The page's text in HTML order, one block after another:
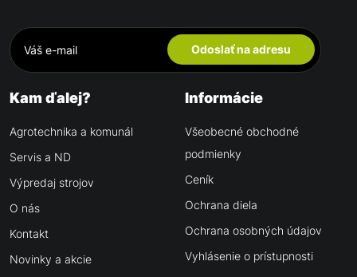
Odoslať na adresu
Kam ďalej?
Agrotechnika a komunál
Servis a ND
Výpredaj strojov
O nás
Kontakt
Novinky a akcie
Informácie
Všeobecné obchodné
podmienky
Ceník
Ochrana diela
Ochrana osobných údajov
Vyhlásenie o prístupnosti